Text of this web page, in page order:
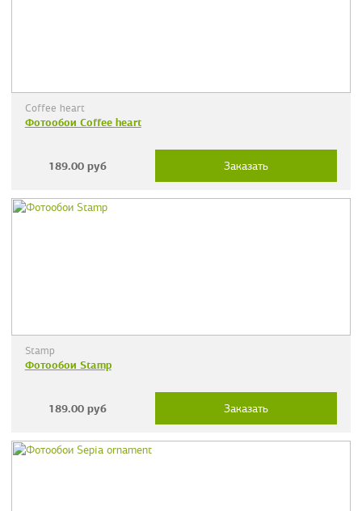
Coffee heart
Фотообои Coffee heart
189.00 руб Заказать
Stamp
Фотообои Stamp
189.00 руб Заказать